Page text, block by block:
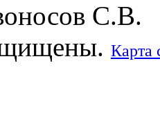
С.В.
Карта